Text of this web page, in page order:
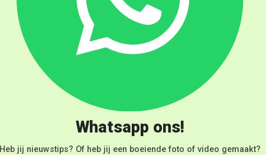
Whatsapp ons!
Heb jij nieuwstips? Of heb jij een boeiende foto of video gemaakt?